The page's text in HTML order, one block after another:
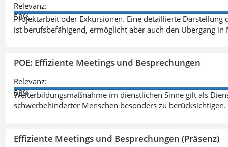
Relevanz:
58%
Projektarbeit oder Exkursionen. Eine detaillierte
ist berufsbefähigend, ermöglicht aber auch den Übergang in
POE: Effiziente Meetings und Besprechungen
Relevanz:
58%
Weiterbildungsmaßnahme im dienstlichen Sinne gilt als
schwerbehinderter Menschen besonders zu berücksichtigen.
Effiziente Meetings und Besprechungen (Präsenz)